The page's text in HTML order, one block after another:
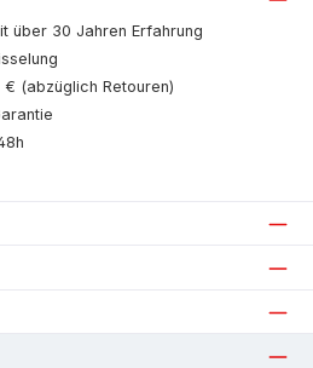
über 30 Jahren Erfahrung
(abzüglich Retouren)